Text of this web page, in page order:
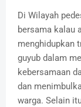
Di Wilayah
bersama kalau
menghidupkan
guyub dalam
kebersamaan
dan
warga. Selain